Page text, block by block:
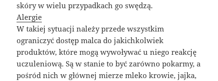
skóry w wielu przypadkach go swędzą.
Alergie
W takiej sytuacji należy przede wszystkim
ograniczyć dostęp malca do jakichkolwiek
produktów, które mogą wywoływać u niego reakcję
uczuleniową. Są w stanie to być zarówno pokarmy, a
pośród nich w głównej mierze mleko krowie, jajka,